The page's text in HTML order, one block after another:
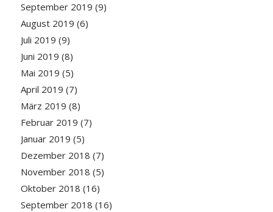
September 2019 (9)
August 2019 (6)
Juli 2019 (9)
Juni 2019 (8)
Mai 2019 (5)
April 2019 (7)
März 2019 (8)
Februar 2019 (7)
Januar 2019 (5)
Dezember 2018 (7)
November 2018 (5)
Oktober 2018 (16)
September 2018 (16)